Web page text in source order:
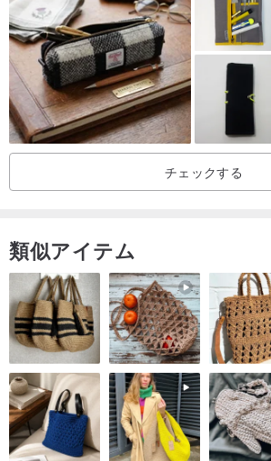
チェックする
類似アイテム